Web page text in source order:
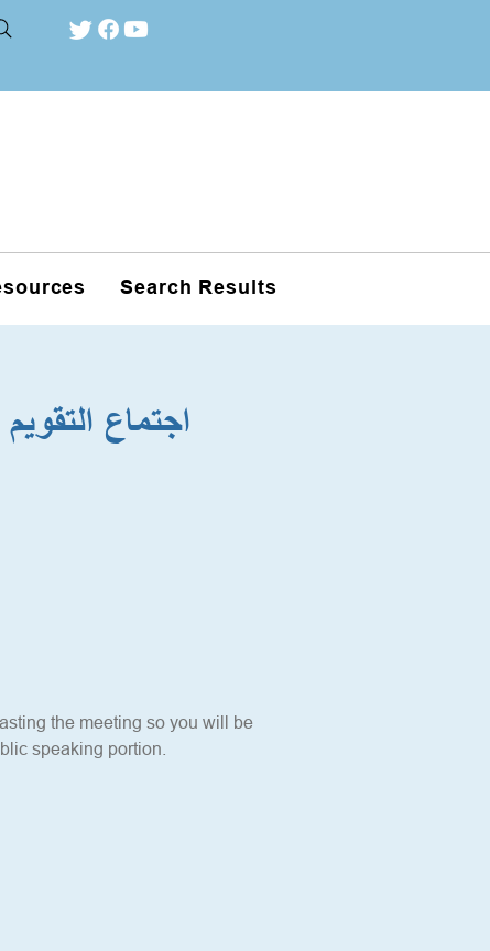
Search Results
اجتماع التقويم العادي لشهر
the meeting so you will be
speaking portion.